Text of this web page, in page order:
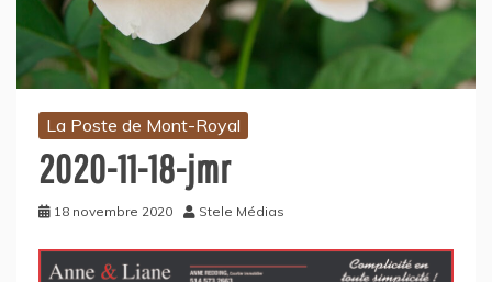
La Poste de Mont-Royal
2020-11-18-jmr
18 novembre 2020 Stele Médias